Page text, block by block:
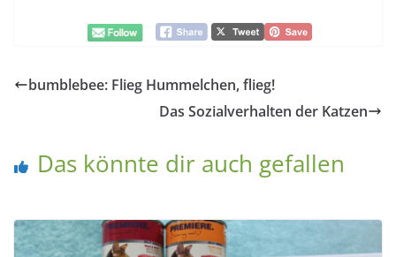
bumblebee: Flieg Hummelchen, flieg!
Das Sozialverhalten der Katzen
Das könnte dir auch gefallen